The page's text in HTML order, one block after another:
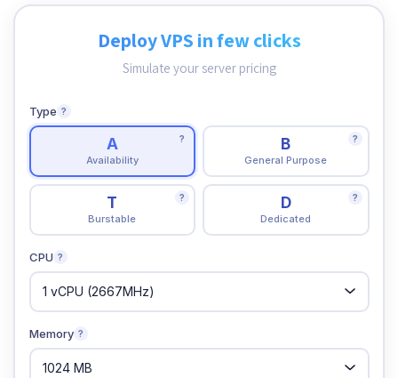
Deploy VPS in few clicks
Simulate your server pricing
Type ?
A
Availability
? B
General Purpose
?
T
Burstable
? D
Dedicated
?
CPU ?
Memory ?